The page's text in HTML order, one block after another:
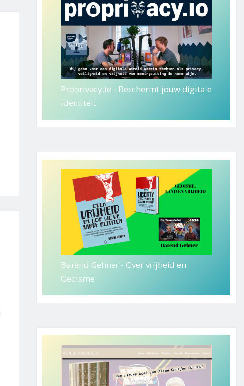
Proprivacy.io - Beschermt jouw digitale
identiteit
Barend Gehner - Over vrijheid en
Geoisme